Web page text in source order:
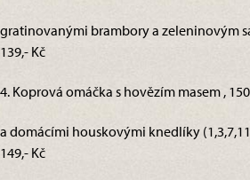
gratinovanými brambory a zeleninovým
139,- Kč
4. Koprová omáčka s hovězím masem ,
a domácími houskovými knedlíky
149,- Kč